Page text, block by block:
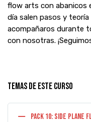
flow arts con abanicos
día salen pasos y teoría
acompañaros durante
con nosotras.
Temas de este curso
PACK 10: SIDE PLANE